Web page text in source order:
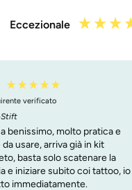
Eccezionale
verificato
i tatuaggi e interessante lo
di tatuaggi custom. La
è un pochino lenta, ma
sia per i due prodotti
nuovi che ho ordinato
tattoo e penna )